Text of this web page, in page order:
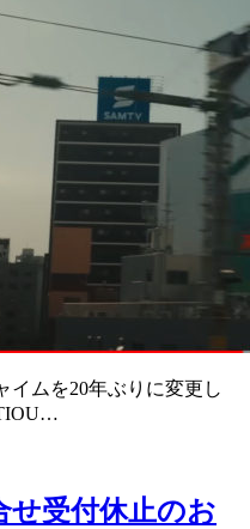
イムを20年ぶりに変更し
せ受付休止のお